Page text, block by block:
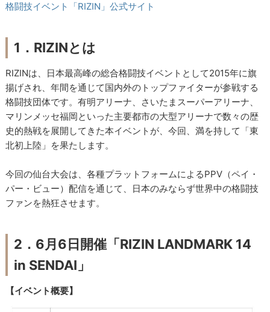
格闘技イベント「RIZIN」公式サイト
1．RIZINとは
RIZINは、日本最高峰の総合格闘技イベントとして2015年に旗
揚げされ、年間を通じて国内外のトップファイターが参戦する
格闘技団体です。有明アリーナ、さいたまスーパーアリーナ、
マリンメッセ福岡といった主要都市の大型アリーナで数々の歴
史的熱戦を展開してきた本イベントが、今回、満を持して「東
北初上陸」を果たします。
今回の仙台大会は、各種プラットフォームによるPPV（ペイ・
パー・ビュー）配信を通じて、日本のみならず世界中の格闘技
ファンを熱狂させます。
2．6月6日開催「RIZIN LANDMARK 14
in SENDAI」
【イベント概要】